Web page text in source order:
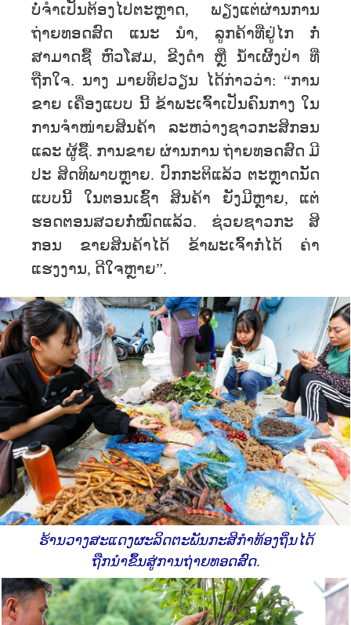
ບໍ່ຈຳເປັນຕ້ອງໄປຕະຫຼາດ, ພຽງແຕ່ຜ່ານການ
ຖ່າຍທອດສົດ ແນະ ນຳ, ລູກຄ້າທີ່ຢູ່ໄກ ກໍ່
ສາມາດຊື້ ຫົວໂສມ, ຂີງດຳ ຫຼື ນ້ຳເຜິ້ງປ່າ ທີ່
ຖືກໃຈ. ນາງ ມາຍທິຢວຽນ ໄດ້ກ່າວວ່າ: “ການ
ຂາຍ ເຄື່ອງແບບ ນີ້ ຂ້າພະເຈົ້າເປັນຄົນກາງ ໃນ
ການຈຳໜ່າຍສິນຄ້າ ລະຫວ່າງຊາວກະສິກອນ
ແລະ ຜູ້ຊື້. ການຂາຍ ຜ່ານການ ຖ່າຍທອດສົດ ມີ
ປະ ສິດທິພາບຫຼາຍ. ປົກກະຕິແລ້ວ ຕະຫຼາດນັດ
ແບບນີ້ ໃນຕອນເຊົ້າ ສິນຄ້າ ຍັງມີຫຼາຍ, ແຕ່
ຮອດຕອນສວຍກໍ່ໝົດແລ້ວ. ຊ່ວຍຊາວກະ ສິ
ກອນ ຂາຍສິນຄ້າໄດ້ ຂ້າພະເຈົ້າກໍ່ໄດ້ ຄ່າ
ແຮງງານ, ດີໃຈຫຼາຍ”.
ຮ້ານວາງສະແດງຜະລິດຕະພັນກະສິກຳທ້ອງຖິ່ນໄດ້
ຖືກນຳຂຶ້ນສູ່ການຖ່າຍທອດສົດ.